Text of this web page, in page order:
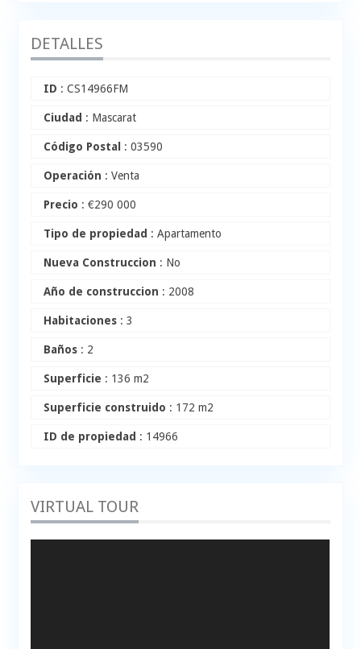
DETALLES
ID : CS14966FM
Ciudad : Mascarat
Código Postal : 03590
Operación : Venta
Precio :€290 000
Tipo de propiedad : Apartamento
Nueva Construccion : No
Año de construccion : 2008
Habitaciones : 3
Baños : 2
Superficie : 136 m2
Superficie construido : 172 m2
ID de propiedad : 14966
VIRTUAL TOUR